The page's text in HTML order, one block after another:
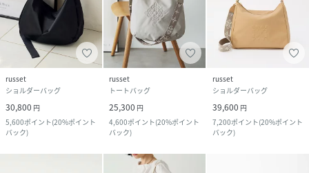
russet
ショルダーバッグ
30,800 円
5,600ポイント(20%ポイント
バック)
russet
トートバッグ
25,300 円
4,600ポイント(20%ポイント
バック)
russet
ショルダーバッグ
39,600 円
7,200ポイント(20%ポイント
バック)